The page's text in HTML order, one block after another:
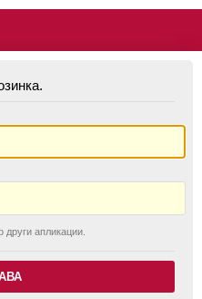
апликации.